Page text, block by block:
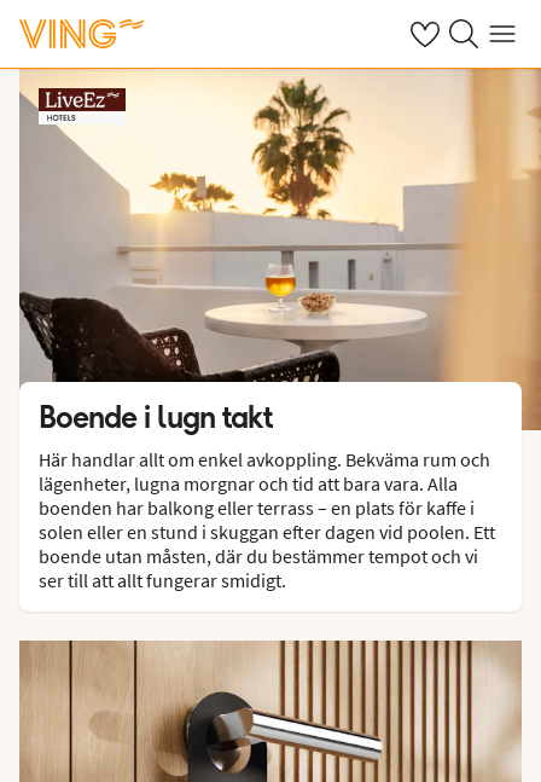
Se dinaSök på ving.se
Meny
Boende i lugn takt
Här handlar allt om enkel avkoppling. Bekväma rum och
lägenheter, lugna morgnar och tid att bara vara. Alla
boenden har balkong eller terrass – en plats för kaffe i
solen eller en stund i skuggan efter dagen vid poolen. Ett
boende utan måsten, där du bestämmer tempot och vi
ser till att allt fungerar smidigt.